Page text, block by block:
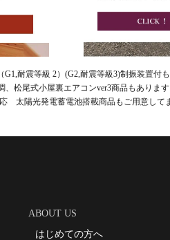
耐震等級 2）(G2,耐震等級3)制振装置付
、松尾式小屋裏エアコンver3商品もあります
太陽光発電蓄電池搭載商品もご用意して
ABOUT US
はじめての方へ